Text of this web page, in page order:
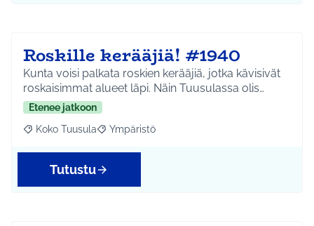
Roskille kerääjiä! #1940
Kunta voisi palkata roskien kerääjiä, jotka kävisivät
roskaisimmat alueet läpi. Näin Tuusulassa olis…
Etenee jatkoon
Rajaa tulokset aihepiirin mukaan: Koko Tuusula
Koko Tuusula Rajaa tulokset teeman mukaan: Ympäristö
Ympäristö
Tutustu